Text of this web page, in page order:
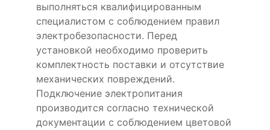
выполняться квалифицированным
специалистом с соблюдением правил
электробезопасности. Перед
установкой необходимо проверить
комплектность поставки и отсутствие
механических повреждений.
Подключение электропитания
производится согласно технической
документации с соблюдением цветовой